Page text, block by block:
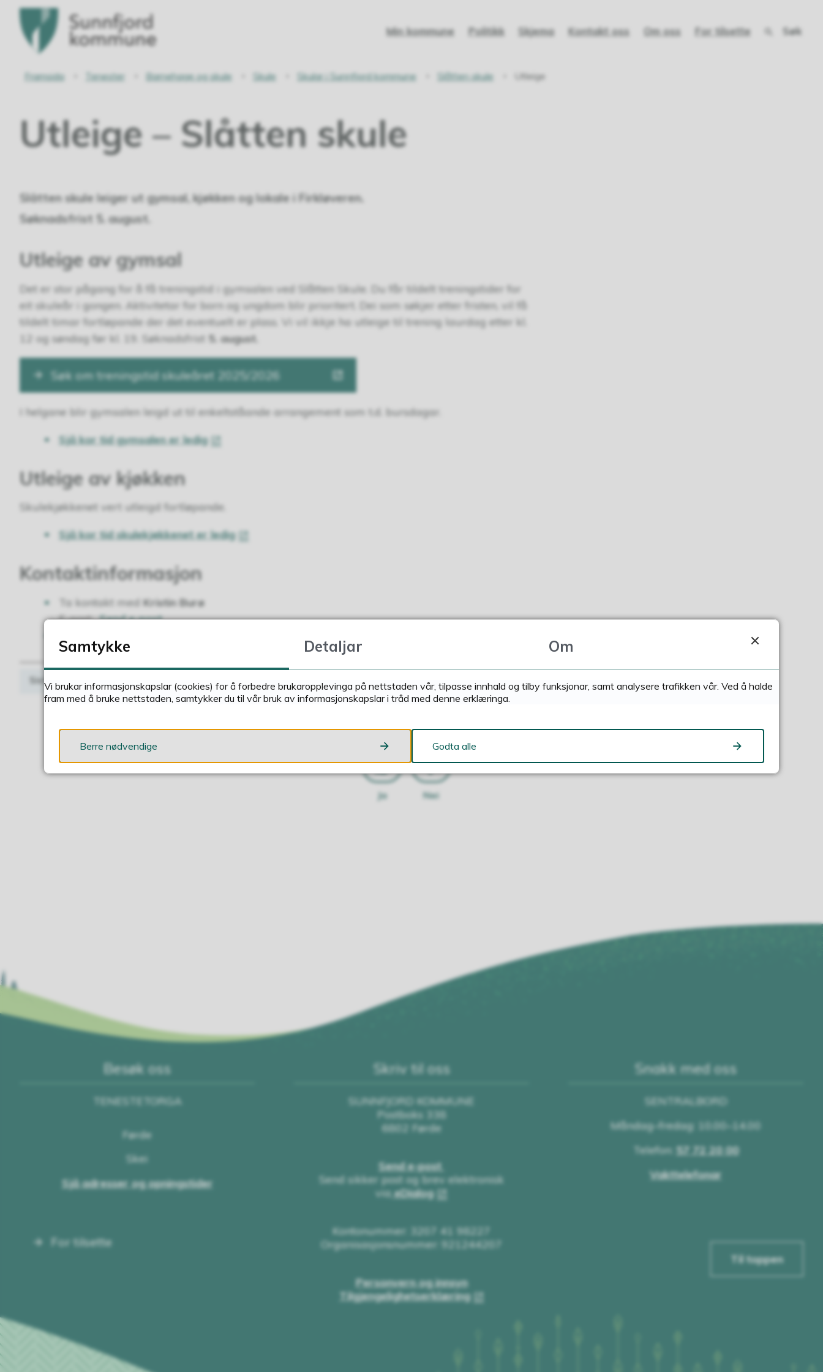
Sunnfjord
kommune
Min kommune Politikk Skjema Kontakt oss Om oss For tilsette Søk
DuFramsida Tenester Barnehage og skule Skule Skular i Sunnfjord kommune Slåtten skule Utleige
Utleige – Slåtten skule
Slåtten skule leiger ut gymsal, kjøkken og lokale i Firkløveren.
Søknadsfrist 5. august.
Utleige av gymsal
Det er stor pågang for å få treningstid i gymsalen ved Slåtten Skule. Du får tildelt treningstider for
eit skuleår i gongen. Aktivitetar for born og ungdom blir prioritert. Dei som søkjer etter fristen, vil få
tildelt timar fortløpande der det eventuelt er plass. Vi vil ikkje ha utleige til trening laurdag etter kl.
12 og søndag før kl. 19. Søknadsfrist 5. august.
Søk om treningstid skuleåret 2025/2026
I helgane blir gymsalen leigd ut til enkeltståande arrangement som t.d. bursdagar.
Sjå kor tid gymsalen er ledig
Utleige av kjøkken
Skulekjøkkenet vert utleigd fortløpande.
Sjå kor tid skulekjøkkenet er ledig
Kontaktinformasjon
Ta kontakt medKristin Burø
E-post:Send e-post
Sist endra
Fann du det du leitte etter?
Ja Nei
Besøk oss
TENESTETORGA
Førde
Skei
Sjå adresser og opningstider
For tilsette
Skriv til oss
SUNNFJORD KOMMUNE
Postboks 338
6802 Førde
Send e-post
Send sikker post og brev elektronisk
viaeDialog
Kontonummer: 3207 41 98227
Organisasjonsnummer: 921244207
Personvern og innsyn
Tilgjengelighetserklæring
Snakk med oss
SENTRALBORD
Måndag–fredag: 10.00–14.00
Telefon: 57 72 20 00
Vakttelefonar
Til toppen
Samtykke Detaljar Om
Vi brukar informasjonskapslar (cookies) for å forbedre brukaropplevinga på nettstaden vår, tilpasse innhald og tilby funksjonar, samt analysere trafikken vår. Ved å halde
fram med å bruke nettstaden, samtykker du til vår bruk av informasjonskapslar i tråd med denne erklæringa.
Berre nødvendige Godta alle